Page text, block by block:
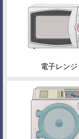
電子レンジ